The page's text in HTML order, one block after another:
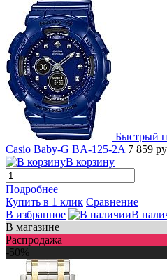
Быстрый
Casio Baby-G BA-125-2A 7 859
В корзину
Подробнее
Купить в 1 клик Сравнение
В избранное
В
В магазине
Распродажа
-50%